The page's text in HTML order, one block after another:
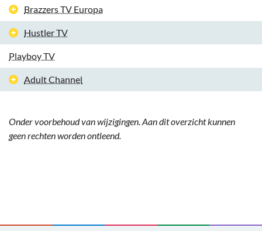
Brazzers TV Europa
Hustler TV
Playboy TV
Adult Channel
Onder voorbehoud van wijzigingen. Aan dit overzicht kunnen
geen rechten worden ontleend.